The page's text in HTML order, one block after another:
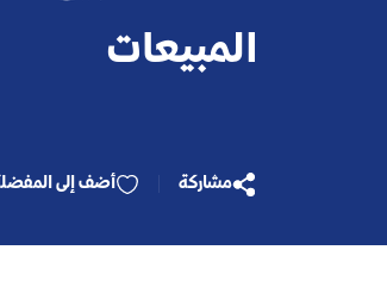
المبيعات
مشاركة أضف إلى